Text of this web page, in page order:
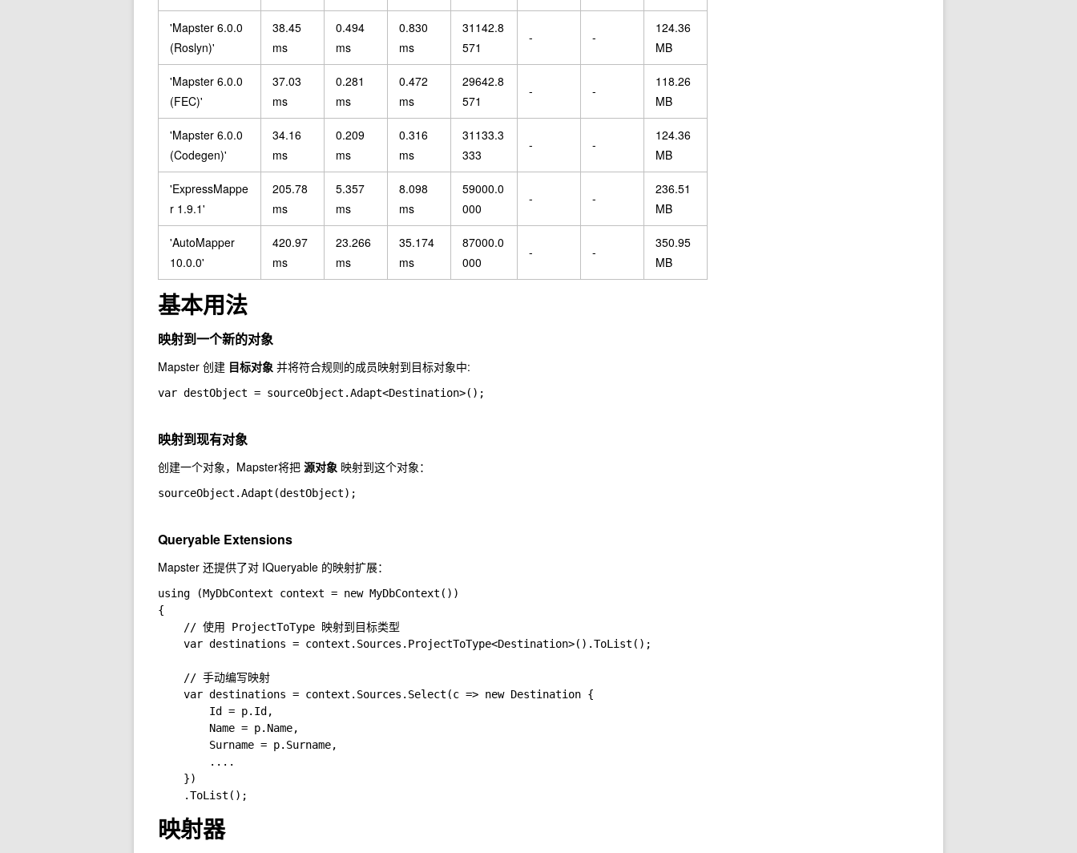
'Mapster 6.0.0
(Roslyn)'
38.45
ms
0.494
ms
0.830
ms
31142.8
571
- -
124.36
MB
'Mapster 6.0.0
(FEC)'
37.03
ms
0.281
ms
0.472
ms
29642.8
571
- -
118.26
MB
'Mapster 6.0.0
(Codegen)'
34.16
ms
0.209
ms
0.316
ms
31133.3
333
- -
124.36
MB
'ExpressMappe
r 1.9.1'
205.78
ms
5.357
ms
8.098
ms
59000.0
000
- -
236.51
MB
'AutoMapper
10.0.0'
420.97
ms
23.266
ms
35.174
ms
87000.0
000
- -
350.95
MB
基本用法
映射到一个新的对象
Mapster 创建 目标对象 并将符合规则的成员映射到目标对象中:
var destObject = sourceObject.Adapt<Destination>();
映射到现有对象
创建一个对象，Mapster将把 源对象 映射到这个对象：
sourceObject.Adapt(destObject);
Queryable Extensions
Mapster 还提供了对 IQueryable 的映射扩展：
using (MyDbContext context = new MyDbContext())
{
    // 使用 ProjectToType 映射到目标类型
    var destinations = context.Sources.ProjectToType<Destination>().ToList();
    // 手动编写映射
    var destinations = context.Sources.Select(c => new Destination {
        Id = p.Id,
        Name = p.Name,
        Surname = p.Surname,
        ....
    })
    .ToList();
映射器